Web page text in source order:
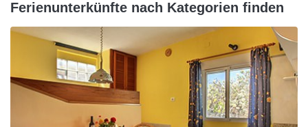
Ferienunterkünfte nach Kategorien finden